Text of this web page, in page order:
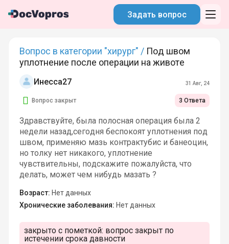
Задать вопрос
Вопрос в категории "хирург" / Под швом
уплотнение после операции на животе
Инесса27 31 Авг, 24
Вопрос закрыт 3 Ответа
Здравствуйте, была полосная операция была 2
недели назад,сегодня беспокоят уплотнения под
швом, применяю мазь контрактубис и банеоцин,
но толку нет никакого, уплотнение
чувствительны, подскажите пожалуйста, что
делать, может чем нибудь мазать ?
Возраст: Нет данных
Хронические заболевания: Нет данных
закрыто с пометкой: вопрос закрыт по
истечении срока давности